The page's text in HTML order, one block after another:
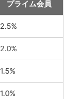
プライム会員
2.5%
2.0%
1.5%
1.0%